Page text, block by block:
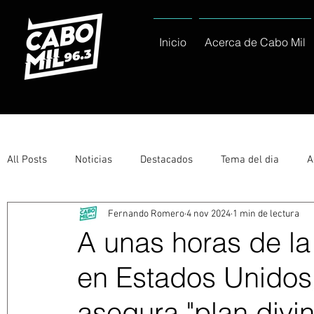
Inicio Acerca de Cabo Mil
All Posts Noticias Destacados Tema del dia
Entérate Deportes La buena del día
Ayuntamiento de Los Cabos Informa Nacionales e
A unas horas de
en Estados
Fernando Romero4 nov 2024 1 min de lectura